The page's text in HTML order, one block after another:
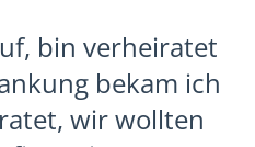
bin verheiratet
bekam ich
wir wollten